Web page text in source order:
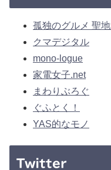
孤独のグルメ 聖
クマデジタル
mono-logue
家電女子.net
まわりぶろぐ
ぐふとく！
YAS的なモノ
Twitter